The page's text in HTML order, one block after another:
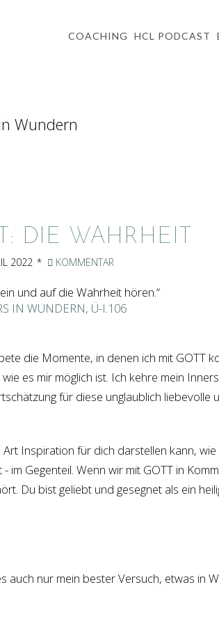
COACHING HCL PODCAST
DIE WAHRHEIT
2022 KOMMENTAR
und auf die Wahrheit hören.“
IN WUNDERN, Ü-I.106
die Momente, in denen ich mit GOTT
es mir möglich ist. Ich kehre mein
für diese unglaublich liebevolle
Inspiration für dich darstellen kann,
Gegenteil. Wenn wir mit GOTT in
Du bist geliebt und gesegnet als ein
auch nur mein bester Versuch, etwas in